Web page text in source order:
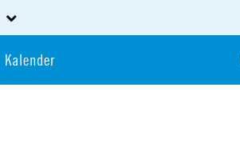
Kalender